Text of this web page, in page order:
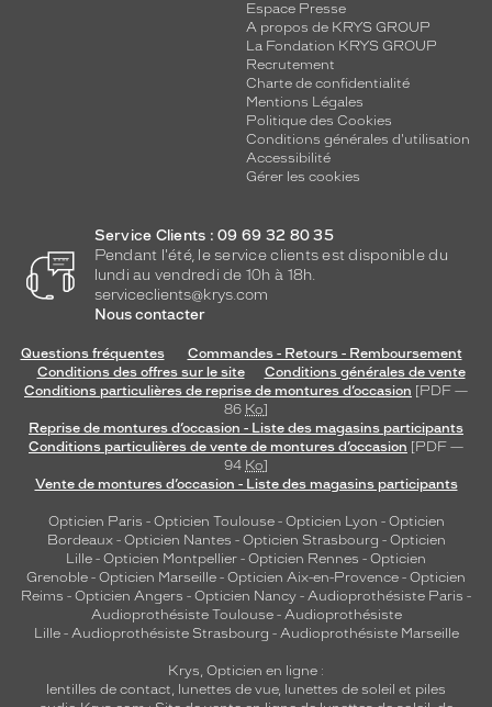
Espace Presse
A propos de KRYS GROUP
La Fondation KRYS GROUP
Recrutement
Charte de confidentialité
Mentions Légales
Politique des Cookies
Conditions générales d'utilisation
Accessibilité
Gérer les cookies
Service Clients : 09 69 32 80 35
Pendant l'été, le service clients est disponible du
lundi au vendredi de 10h à 18h.
serviceclients@krys.com
Nous contacter
Questions fréquentes
Commandes - Retours - Remboursement
Conditions des offres sur le site
Conditions générales de vente
Conditions particulières de reprise de montures d’occasion [PDF —
86 Ko]
Reprise de montures d’occasion - Liste des magasins participants
Conditions particulières de vente de montures d’occasion [PDF —
94 Ko]
Vente de montures d’occasion - Liste des magasins participants
Opticien Paris - Opticien Toulouse- Opticien Lyon - Opticien
Bordeaux- Opticien Nantes - Opticien Strasbourg - Opticien
Lille - Opticien Montpellier - Opticien Rennes - Opticien
Grenoble - Opticien Marseille - Opticien Aix-en-Provence - Opticien
Reims - Opticien Angers - Opticien Nancy - Audioprothésiste Paris -
Audioprothésiste Toulouse- Audioprothésiste
Lille- Audioprothésiste Strasbourg - Audioprothésiste Marseille
Krys, Opticien en ligne :
lentilles de contact, lunettes de vue, lunettes de soleil et piles